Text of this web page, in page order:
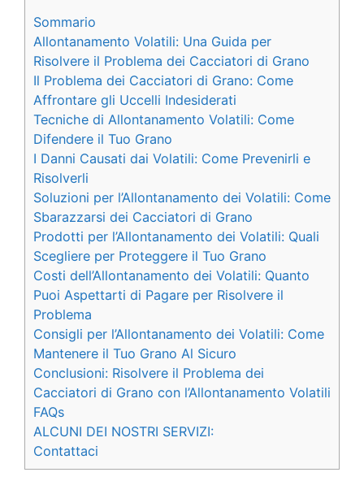
Sommario
Allontanamento Volatili: Una Guida per
Risolvere il Problema dei Cacciatori di Grano
Il Problema dei Cacciatori di Grano: Come
Affrontare gli Uccelli Indesiderati
Tecniche di Allontanamento Volatili: Come
Difendere il Tuo Grano
I Danni Causati dai Volatili: Come Prevenirli e
Risolverli
Soluzioni per l’Allontanamento dei Volatili: Come
Sbarazzarsi dei Cacciatori di Grano
Prodotti per l’Allontanamento dei Volatili: Quali
Scegliere per Proteggere il Tuo Grano
Costi dell’Allontanamento dei Volatili: Quanto
Puoi Aspettarti di Pagare per Risolvere il
Problema
Consigli per l’Allontanamento dei Volatili: Come
Mantenere il Tuo Grano Al Sicuro
Conclusioni: Risolvere il Problema dei
Cacciatori di Grano con l’Allontanamento Volatili
FAQs
ALCUNI DEI NOSTRI SERVIZI:
Contattaci